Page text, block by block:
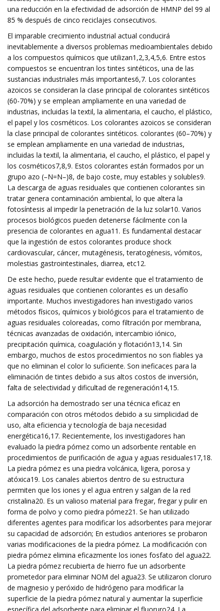
una reducción en la efectividad de adsorción de HMNP del 99 al
85 % después de cinco reciclajes consecutivos.
El imparable crecimiento industrial actual conducirá
inevitablemente a diversos problemas medioambientales debido
a los compuestos químicos que utilizan1,2,3,4,5,6. Entre estos
compuestos se encuentran los tintes sintéticos, una de las
sustancias industriales más importantes6,7. Los colorantes
azoicos se consideran la clase principal de colorantes sintéticos
(60-70%) y se emplean ampliamente en una variedad de
industrias, incluidas la textil, la alimentaria, el caucho, el plástico,
el papel y los cosméticos. Los colorantes azoicos se consideran
la clase principal de colorantes sintéticos. colorantes (60–70%) y
se emplean ampliamente en una variedad de industrias,
incluidas la textil, la alimentaria, el caucho, el plástico, el papel y
los cosméticos7,8,9. Estos colorantes están formados por un
grupo azo (–N=N–)8, de bajo coste, muy estables y solubles9.
La descarga de aguas residuales que contienen colorantes sin
tratar genera contaminación ambiental, lo que altera la
fotosíntesis al impedir la penetración de la luz solar10. Varios
procesos biológicos pueden detenerse fácilmente con la
presencia de colorantes en agua11. Es fundamental destacar
que la ingestión de estos colorantes produce shock
cardiovascular, cáncer, mutagénesis, teratogénesis, vómitos,
molestias gastrointestinales, diarrea, etc12.
De este hecho, puede resultar evidente que el tratamiento de
aguas residuales que contienen colorantes es un desafío
importante. Muchos investigadores han investigado varios
métodos físicos, químicos y biológicos para el tratamiento de
aguas residuales coloreadas, como filtración por membrana,
técnicas avanzadas de oxidación, intercambio iónico,
precipitación química, coagulación y flotación13,14. Sin
embargo, muchos de estos procedimientos no son fiables ya
que no eliminan el color lo suficiente. Son ineficaces para la
eliminación de tintes debido a sus altos costos de inversión,
falta de selectividad y dificultad de regeneración14,15.
La adsorción ha demostrado ser una técnica eficaz en
comparación con otros métodos debido a su simplicidad de
uso, alta eficiencia y tecnología de baja necesidad
energética16,17. Recientemente, los investigadores han
evaluado la piedra pómez como un adsorbente rentable en
procedimientos de purificación de agua y aguas residuales17,18.
La piedra pómez es una piedra volcánica, ligera, porosa y
atóxica19. Los canales abiertos dentro de su estructura
permiten que los iones y el agua entren y salgan de la red
cristalina20. Es un valioso material para fregar, fregar y pulir en
forma de polvo y como piedra pómez21. Se han utilizado
diferentes agentes para modificar los adsorbentes para mejorar
su capacidad de adsorción; En estudios anteriores se probaron
varias modificaciones de la piedra pómez. La modificación con
piedra pómez elimina eficazmente los iones fosfato del agua22.
La piedra pómez recubierta de hierro fue un adsorbente
prometedor para eliminar NOM del agua23. Se utilizaron cloruro
de magnesio y peróxido de hidrógeno para modificar la
superficie de la piedra pómez natural y aumentar la superficie